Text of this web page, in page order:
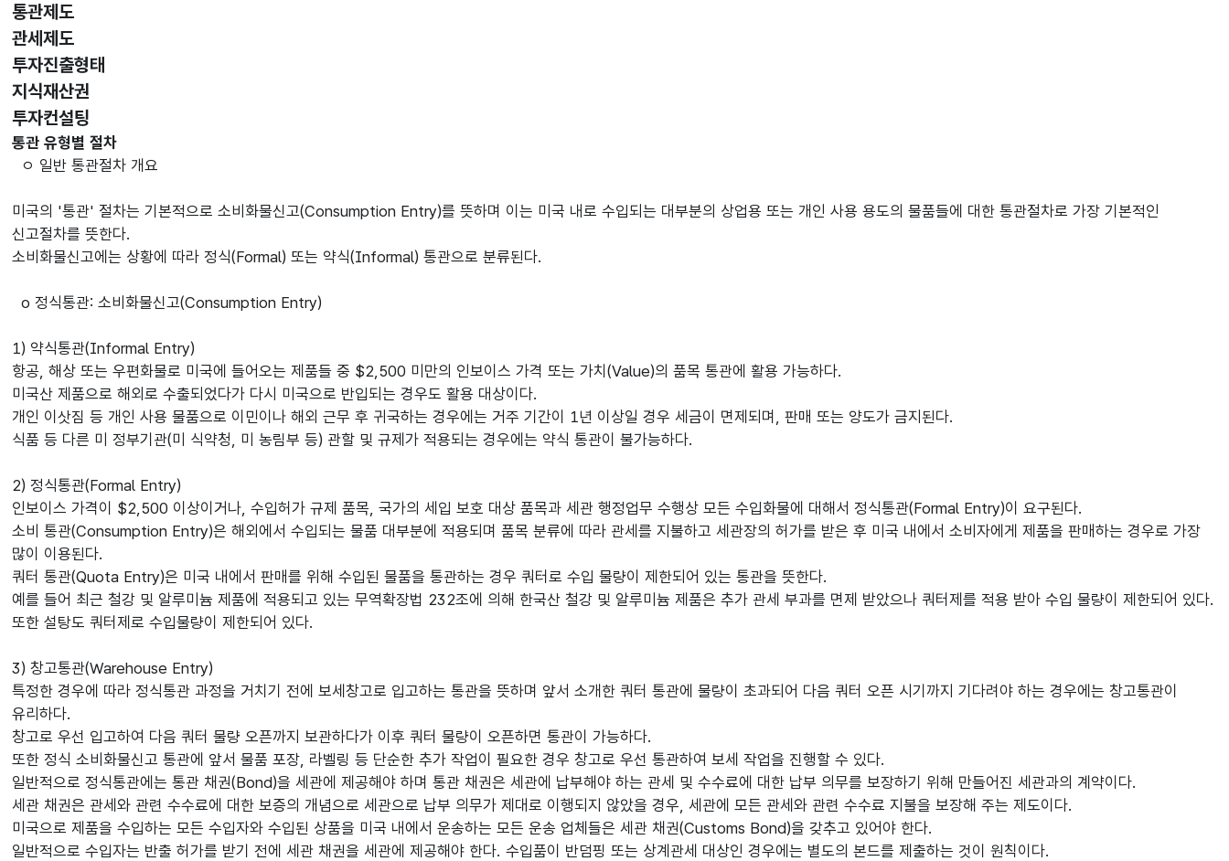
선택됨
통관제도
관세제도
투자진출형태
지식재산권
투자컨설팅
통관제도
통관 유형별 절차
ㅇ 일반 통관절차 개요
미국의 '통관' 절차는 기본적으로 소비화물신고(Consumption Entry)를 뜻하며 이는 미국 내로 수입되는 대부분의 상업용 또는 개인 사용 용도의 물품들에 대한 통관절차로 가장 기본적인
신고절차를 뜻한다.
소비화물신고에는 상황에 따라 정식(Formal) 또는 약식(Informal) 통관으로 분류된다.
o 정식통관: 소비화물신고(Consumption Entry)
1) 약식통관(Informal Entry)
항공, 해상 또는 우편화물로 미국에 들어오는 제품들 중 $2,500 미만의 인보이스 가격 또는 가치(Value)의 품목 통관에 활용 가능하다.
미국산 제품으로 해외로 수출되었다가 다시 미국으로 반입되는 경우도 활용 대상이다.
개인 이삿짐 등 개인 사용 물품으로 이민이나 해외 근무 후 귀국하는 경우에는 거주 기간이 1년 이상일 경우 세금이 면제되며, 판매 또는 양도가 금지된다.
식품 등 다른 미 정부기관(미 식약청, 미 농림부 등) 관할 및 규제가 적용되는 경우에는 약식 통관이 불가능하다.
2) 정식통관(Formal Entry)
인보이스 가격이 $2,500 이상이거나, 수입허가 규제 품목, 국가의 세입 보호 대상 품목과 세관 행정업무 수행상 모든 수입화물에 대해서 정식통관(Formal Entry)이 요구된다.
소비 통관(Consumption Entry)은 해외에서 수입되는 물품 대부분에 적용되며 품목 분류에 따라 관세를 지불하고 세관장의 허가를 받은 후 미국 내에서 소비자에게 제품을 판매하는 경우로 가장
많이 이용된다.
쿼터 통관(Quota Entry)은 미국 내에서 판매를 위해 수입된 물품을 통관하는 경우 쿼터로 수입 물량이 제한되어 있는 통관을 뜻한다.
예를 들어 최근 철강 및 알루미늄 제품에 적용되고 있는 무역확장법 232조에 의해 한국산 철강 및 알루미늄 제품은 추가 관세 부과를 면제 받았으나 쿼터제를 적용 받아 수입 물량이 제한되어 있다.
또한 설탕도 쿼터제로 수입물량이 제한되어 있다.
3) 창고통관(Warehouse Entry)
특정한 경우에 따라 정식통관 과정을 거치기 전에 보세창고로 입고하는 통관을 뜻하며 앞서 소개한 쿼터 통관에 물량이 초과되어 다음 쿼터 오픈 시기까지 기다려야 하는 경우에는 창고통관이
유리하다.
창고로 우선 입고하여 다음 쿼터 물량 오픈까지 보관하다가 이후 쿼터 물량이 오픈하면 통관이 가능하다.
또한 정식 소비화물신고 통관에 앞서 물품 포장, 라벨링 등 단순한 추가 작업이 필요한 경우 창고로 우선 통관하여 보세 작업을 진행할 수 있다.
일반적으로 정식통관에는 통관 채권(Bond)을 세관에 제공해야 하며 통관 채권은 세관에 납부해야 하는 관세 및 수수료에 대한 납부 의무를 보장하기 위해 만들어진 세관과의 계약이다.
세관 채권은 관세와 관련 수수료에 대한 보증의 개념으로 세관으로 납부 의무가 제대로 이행되지 않았을 경우, 세관에 모든 관세와 관련 수수료 지불을 보장해 주는 제도이다.
미국으로 제품을 수입하는 모든 수입자와 수입된 상품을 미국 내에서 운송하는 모든 운송 업체들은 세관 채권(Customs Bond)을 갖추고 있어야 한다.
일반적으로 수입자는 반출 허가를 받기 전에 세관 채권을 세관에 제공해야 한다. 수입품이 반덤핑 또는 상계관세 대상인 경우에는 별도의 본드를 제출하는 것이 원칙이다.